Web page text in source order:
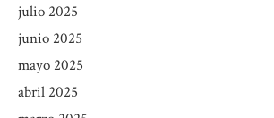
julio 2025
junio 2025
mayo 2025
abril 2025